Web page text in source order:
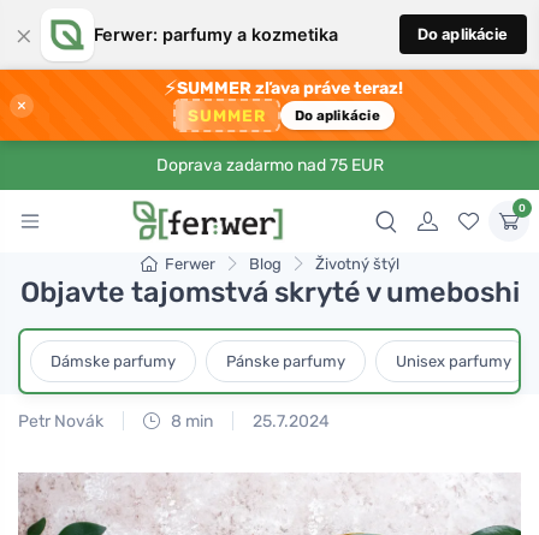
× Ferwer: parfumy a kozmetika Do aplikácie
×
⚡SUMMER zľava práve teraz!
SUMMER Do aplikácie
Doprava zadarmo nad 75 EUR
0
Ferwer Blog Životný štýl
Objavte tajomstvá skryté v umeboshi
Dámske parfumy Pánske parfumy Unisex parfumy
Petr Novák 8 min 25.7.2024